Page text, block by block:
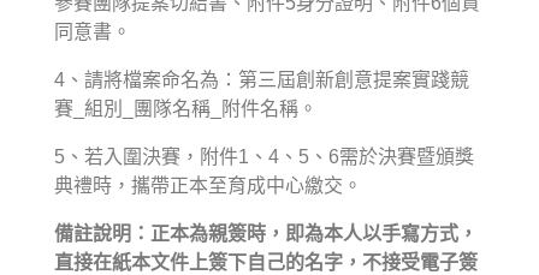
同意書。
4、請將檔案命名為：第三屆創新創意提案實踐競
賽_組別_團隊名稱_附件名稱。
5、若入圍決賽，附件1、4、5、6需於決賽暨頒獎
典禮時，攜帶正本至育成中心繳交。
備註說明：正本為親簽時，即為本人以手寫方式，
直接在紙本文件上簽下自己的名字，不接受電子簽